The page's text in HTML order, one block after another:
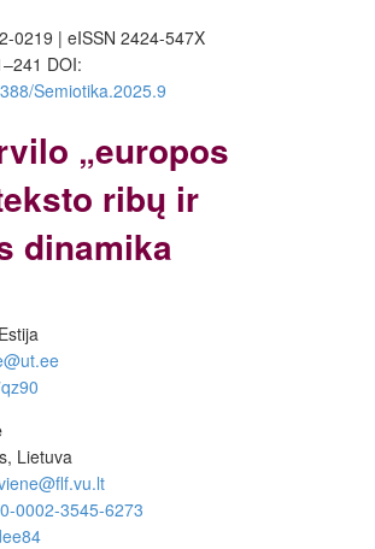
0219 | eISSN 2424-547X
DOI:
Semiotika.2025.9
„europos
ribų ir
dinamika
Lietuva
0002-3545-6273